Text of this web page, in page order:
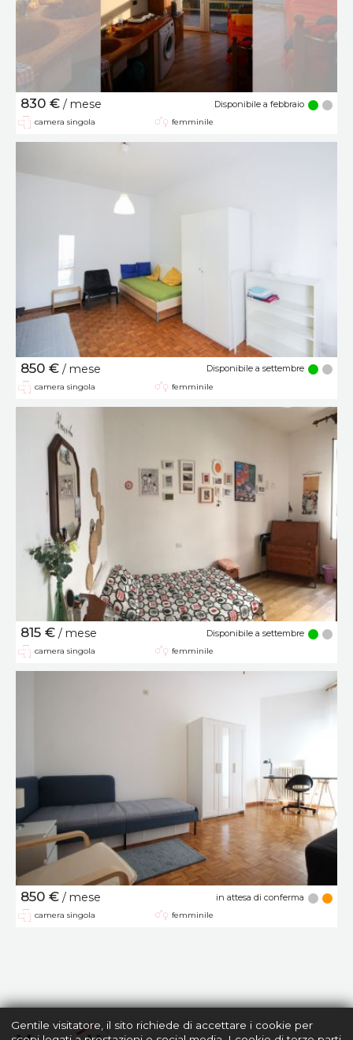
830 € / mese Disponibile a febbraio
camera singola femminile
850 € / mese Disponibile a settembre
camera singola femminile
815 € / mese Disponibile a settembre
camera singola femminile
850 € / mese in attesa di conferma
camera singola femminile
Gentile visitatore, il sito richiede di accettare i cookie per